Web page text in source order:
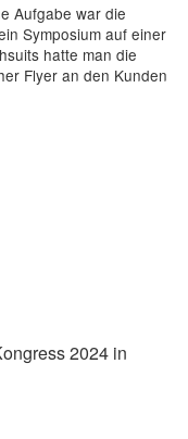
Aufgabe war die
Symposium auf einer
hatte man die
Flyer an den Kunden
2024 in